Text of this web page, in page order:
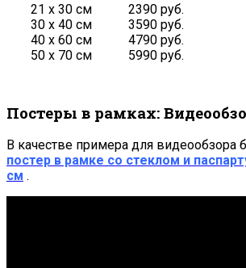
21 х 30 см
30 х 40 см
40 х 60 см
50 х 70 см
2390 руб.
3590 руб.
4790 руб.
5990 руб.
Постеры в рамках:
В качестве примера для видеообзора
постер в рамке со стеклом и
см .